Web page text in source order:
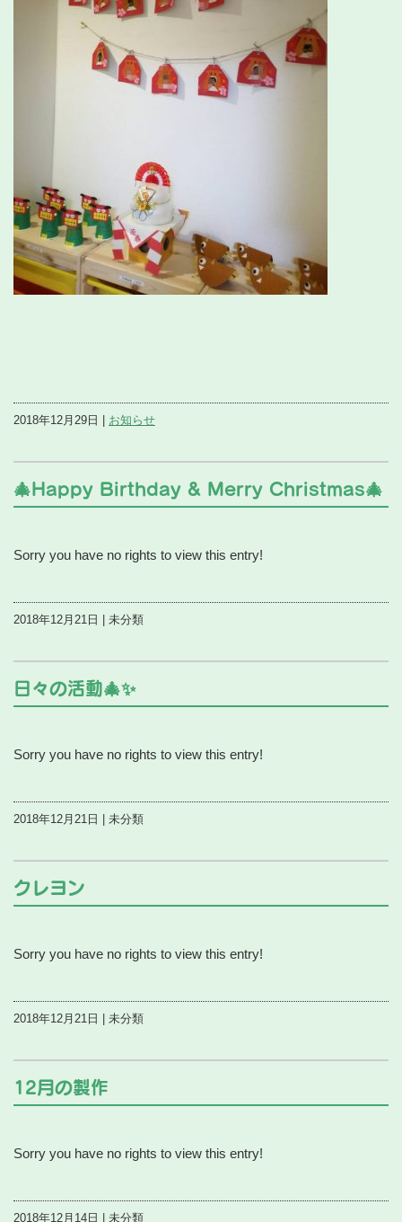
2018年12月29日 | お知らせ
🎄Happy Birthday & Merry Christmas🎄
Sorry you have no rights to view this entry!
2018年12月21日 | 未分類
日々の活動🎄✨
Sorry you have no rights to view this entry!
2018年12月21日 | 未分類
クレヨン
Sorry you have no rights to view this entry!
2018年12月21日 | 未分類
12月の製作
Sorry you have no rights to view this entry!
2018年12月14日 | 未分類